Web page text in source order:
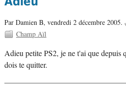
Par Damien B, vendredi 2 décembre 2005.
Champ Aïl
Adieu petite PS2, je ne t'ai que depuis
dois te quitter.